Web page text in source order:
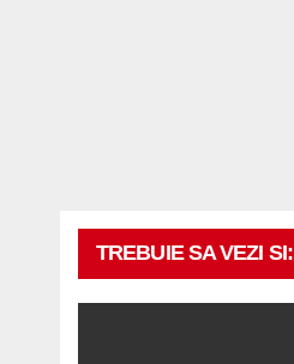
TREBUIE SA VEZI SI: